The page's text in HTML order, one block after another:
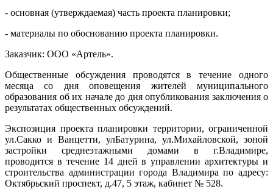
- основная (утверждаемая) часть проекта планировки;
- материалы по обоснованию проекта планировки.
Заказчик: ООО «Артель».
Общественные обсуждения проводятся в течение одного
месяца со дня оповещения жителей муниципального
образования об их начале до дня опубликования заключения о
результатах общественных обсуждений.
Экспозиция проекта планировки территории, ограниченной
ул.Сакко и Ванцетти, улБатурина, ул.Михайловской, зоной
застройки среднеэтажными домами в г.Владимире,
проводится в течение 14 дней в управлении архитектуры и
строительства администрации города Владимира по адресу:
Октябрьский проспект, д.47, 5 этаж, кабинет № 528.